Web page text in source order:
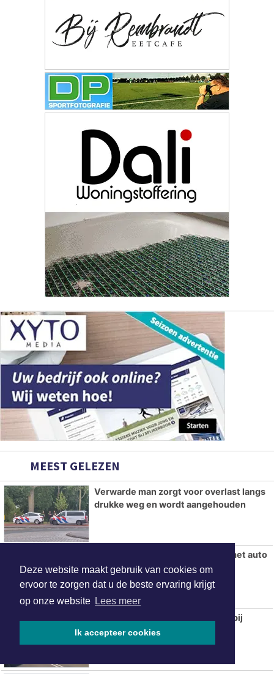
Deze website maakt gebruik van cookies om
ervoor te zorgen dat u de beste ervaring krijgt
op onze website Lees meer
Ik accepteer cookies
MEEST GELEZEN
Verwarde man zorgt voor overlast langs
drukke weg en wordt aangehouden
Fietsster gewond na aanrijding met auto
in Heerhugowaard
Woningbrand blijkt buitenbrand bij
woning in Heerhugowaard